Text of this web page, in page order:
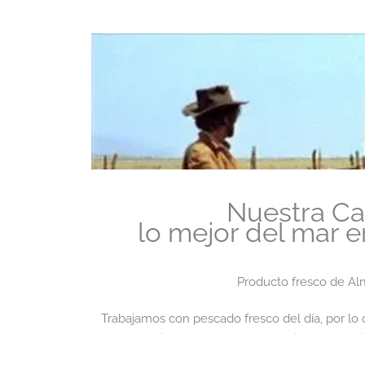
Nuestra
lo mejor del mar
Producto fresco de
Trabajamos con pescado fresco del día, por
en función de la temporada, déjese